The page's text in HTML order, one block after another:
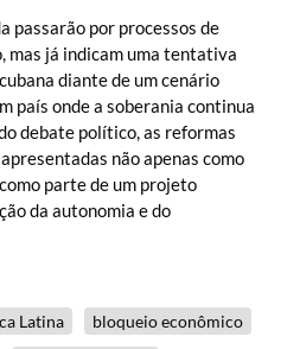
passarão por processos de
mas já indicam uma tentativa
diante de um cenário
país onde a soberania continua
debate político, as reformas
não apenas como
parte de um projeto
da autonomia e do
Latina
bloqueio econômico